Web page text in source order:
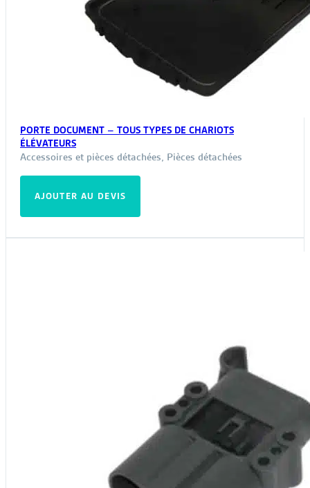
PORTE DOCUMENT – TOUS TYPES DE CHARIOTS
ÉLÉVATEURS
Accessoires et pièces détachées, Pièces détachées
AJOUTER AU DEVIS